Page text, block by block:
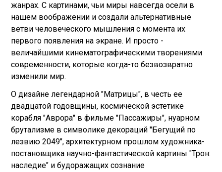
жанрах. С картинами, чьи миры навсегда осели в
нашем воображении и создали альтернативные
ветви человеческого мышления с момента их
первого появления на экране. И просто -
величайшими кинематографическими творениями
современности, которые когда-то безвозвратно
изменили мир.
О дизайне легендарной "Матрицы", в честь ее
двадцатой годовщины, космической эстетике
корабля "Аврора" в фильме "Пассажиры", нуарном
брутализме в символике декораций "Бегущий по
лезвию 2049", архитектурном прошлом художника-
постановщика научно-фантастической картины "Трон:
наследие" и будоражащих сознание